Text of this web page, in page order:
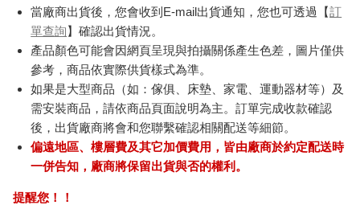
當廠商出貨後，您會收到E-mail出貨通知，您也可透過【訂
單查詢】確認出貨情況。
產品顏色可能會因網頁呈現與拍攝關係產生色差，圖片僅供
參考，商品依實際供貨樣式為準。
如果是大型商品（如：傢俱、床墊、家電、運動器材等）及
需安裝商品，請依商品頁面說明為主。訂單完成收款確認
後，出貨廠商將會和您聯繫確認相關配送等細節。
偏遠地區、樓層費及其它加價費用，皆由廠商於約定配送時
一併告知，廠商將保留出貨與否的權利。
提醒您！！